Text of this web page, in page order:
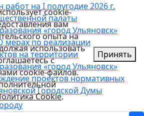
на I полугодие 2026 г.
палаты
«город Ульяновск»
мерах по реализации
на территории
«город Ульяновск»
проектов нормативных
Городской Думы
cookie-
вам
опыта на
использовать
с
cookie-файлов.
Cookie.
Принять